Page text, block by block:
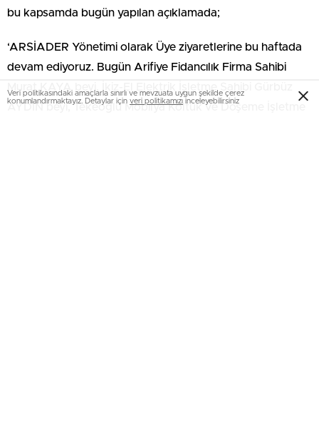
bu kapsamda bugün yapılan açıklamada;
‘ARSİADER Yönetimi olarak Üye ziyaretlerine bu haftada
devam ediyoruz. Bugün Arifiye Fidancılık Firma Sahibi
Murat KAYA beyi, İkiz-El Elektrik İşletme Sahibi Gürbüz
AYDIN beyi, Tekeoğlu Mobilya Koltuk ve Döşeme İşletme
Veri politikasındaki amaçlarla sınırlı ve mevzuata uygun şekilde çerez
konumlandırmaktayız. Detaylar için veri politikamızı inceleyebilirsiniz